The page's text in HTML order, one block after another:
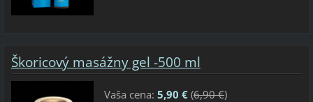
Škoricový masážny gel -500 ml
Vaša cena: 5,90 €(6,90 €)